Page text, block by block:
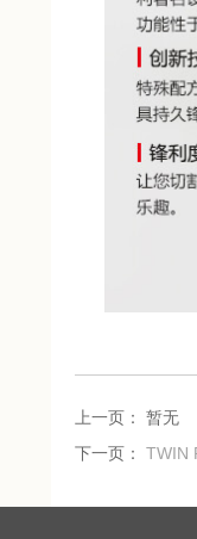
上一页： 暂无
下一页： TWIN